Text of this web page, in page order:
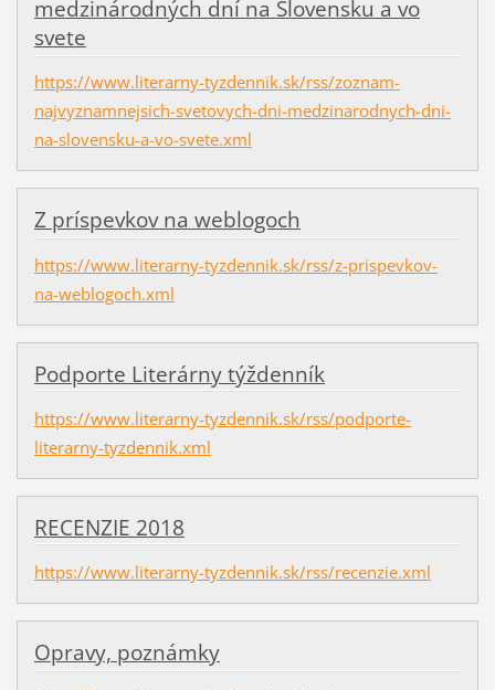
medzinárodných dní na Slovensku a vo
svete
https://www.literarny-tyzdennik.sk/rss/zoznam-
najvyznamnejsich-svetovych-dni-medzinarodnych-dni-
na-slovensku-a-vo-svete.xml
Z príspevkov na weblogoch
https://www.literarny-tyzdennik.sk/rss/z-prispevkov-
na-weblogoch.xml
Podporte Literárny týždenník
https://www.literarny-tyzdennik.sk/rss/podporte-
literarny-tyzdennik.xml
RECENZIE 2018
https://www.literarny-tyzdennik.sk/rss/recenzie.xml
Opravy, poznámky